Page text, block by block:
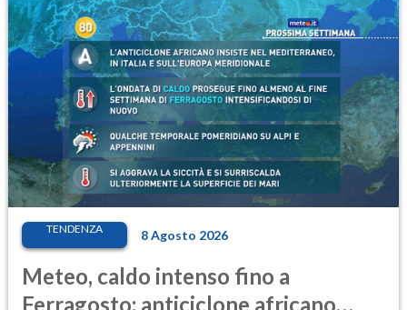
TENDENZA 8 Agosto 2026
Meteo, caldo intenso fino a
Ferragosto: anticiclone africano